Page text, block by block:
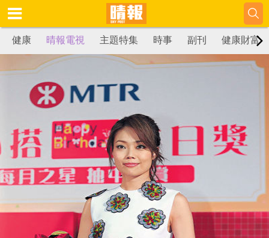
健康 晴報電視 主題特集 時事 副刊 健康財富